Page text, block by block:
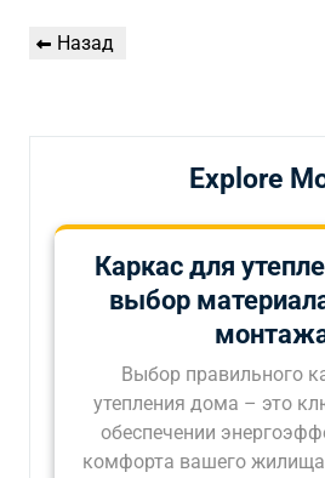
Навигация
Предыдущая
Назад
Explore
Каркас для
выбор
Выбор правильного
утепления дома – это
обеспечении
комфорта вашего